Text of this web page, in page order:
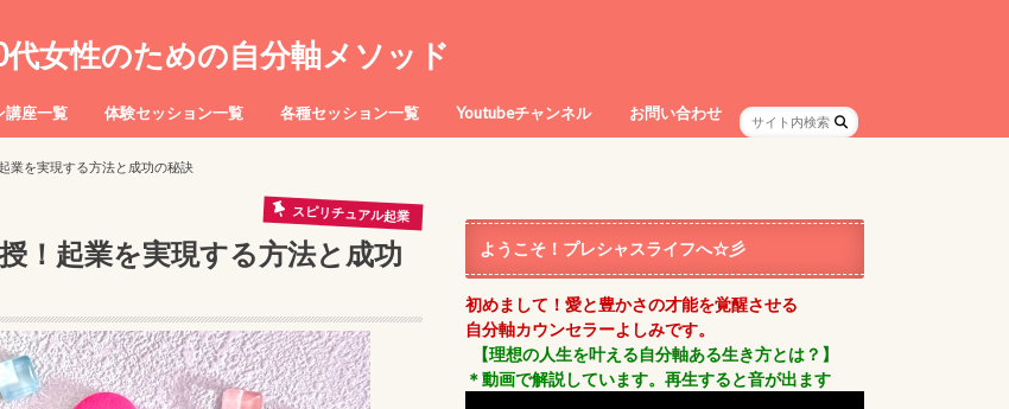
代女性のための自分軸メソッド
講座一覧 体験セッション一覧 各種セッション一覧 Youtubeチャンネル お問い合わせ
業を実現する方法と成功の秘訣
スピリチュアル起業
！起業を実現する方法と成功
ようこそ！プレシャスライフへ☆彡
初めまして！愛と豊かさの才能を覚醒させる
自分軸カウンセラーよしみです。
【理想の人生を叶える自分軸ある生き方とは？】
＊動画で解説しています。再生すると音が出ます